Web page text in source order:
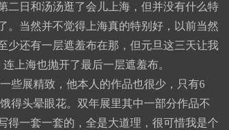
二日和汤汤逛了会儿上海，但并没有什么特
。当然并不觉得上海真的特别好，以前当然
少还有一层遮羞布在那，但元旦这三天让我
上海也抛开了最后一层遮羞布。
些展精致，他本人的作品也很少，只有6
得头晕眼花。双年展里其中一部分作品不
得一套一套的，全是大道理，很可惜我是个